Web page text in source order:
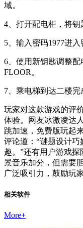
域。
4、打开配电柜，将钥
5、输入密码1977进
6、使用新钥匙调整
FLOOR。
7、乘电梯到达二楼完
玩家对这款游戏的评
体验。网友冰激凌达
跳加速，免费版玩起
评论道：“谜题设计
趣。”还有用户游戏
景音乐加分，但需要
广泛吸引力，鼓励玩
相关软件
More+